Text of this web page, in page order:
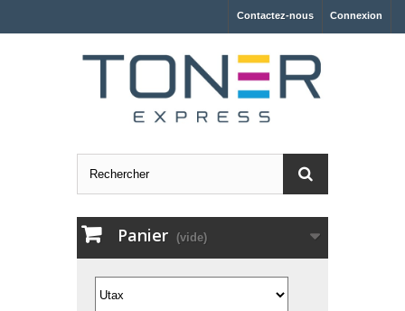
Connexion
Contactez-nous
Panier (vide)